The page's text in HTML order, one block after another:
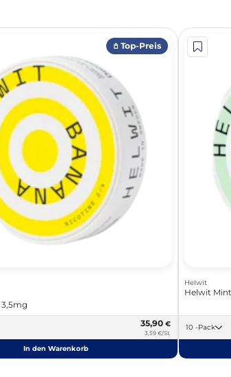
𖤘 Top-Preis
35,90 €
3,59 €/St.
In den Warenkorb
Helwit
Helwit
10 -Pack